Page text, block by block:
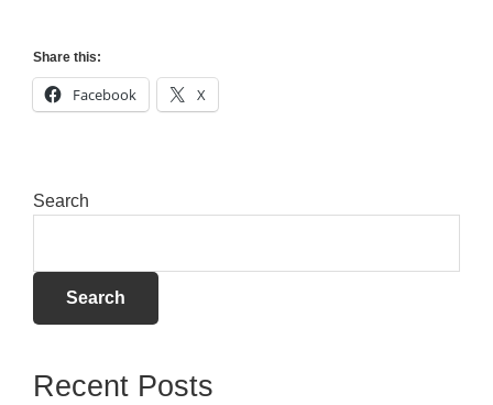
Share this:
Facebook X
Search
Search
Recent Posts